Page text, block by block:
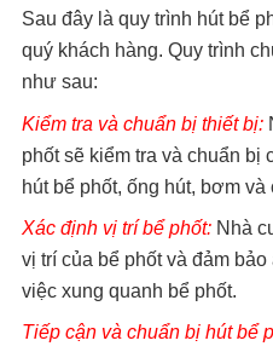
Sau đây là quy trình hút bể
quý khách hàng. Quy trình
như sau:
Kiểm tra và chuẩn bị thiết bị:
phốt sẽ kiểm tra và chuẩn bị
hút bể phốt, ống hút, bơm
Xác định vị trí bể phốt:Nhà
vị trí của bể phốt và đảm
việc xung quanh bể phốt.
Tiếp cận và chuẩn bị hút bể